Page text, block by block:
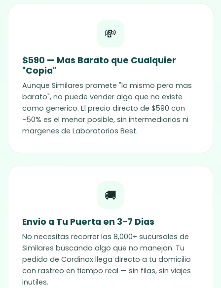
💸
$590 — Mas Barato que Cualquier
"Copia"
Aunque Similares promete "lo mismo pero mas
barato", no puede vender algo que no existe
como generico. El precio directo de $590 con
-50% es el menor posible, sin intermediarios ni
margenes de Laboratorios Best.
🚚
Envio a Tu Puerta en 3-7 Dias
No necesitas recorrer las 8,000+ sucursales de
Similares buscando algo que no manejan. Tu
pedido de Cordinox llega directo a tu domicilio
con rastreo en tiempo real — sin filas, sin viajes
inutiles.